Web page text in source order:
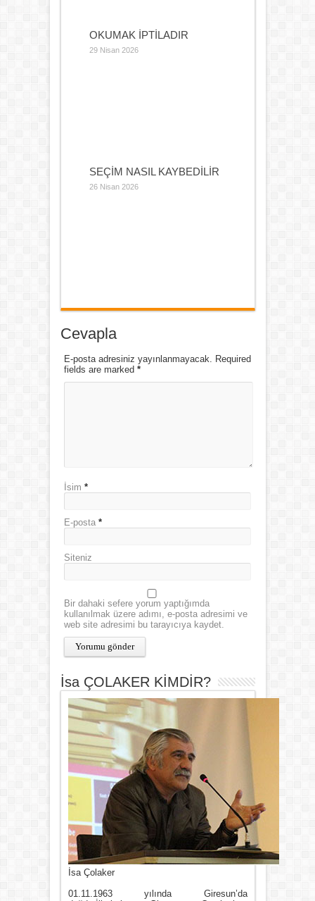
OKUMAK İPTİLADIR
29 Nisan 2026
SEÇİM NASIL KAYBEDİLİR
26 Nisan 2026
Cevapla
E-posta adresiniz yayınlanmayacak. Required
fields are marked *
İsim *
E-posta *
Siteniz
Bir dahaki sefere yorum yaptığımda
kullanılmak üzere adımı, e-posta adresimi ve
web site adresimi bu tarayıcıya kaydet.
İsa ÇOLAKER KİMDİR?
İsa Çolaker
01.11.1963 yılında Giresun’da